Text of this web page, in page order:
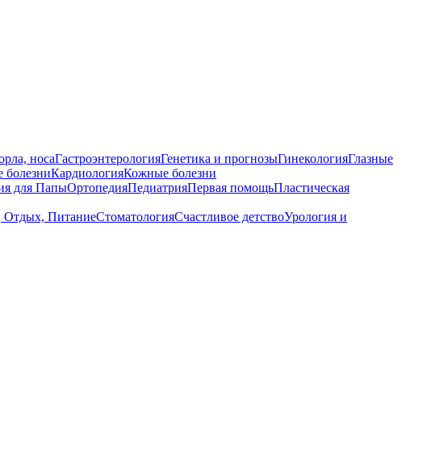
носаГастроэнтерологияГенетика и прогнозыГинекологияГлазные
КардиологияКожные болезни
для ПапыОртопедияПедиатрияПервая помощьПластическая
Отдых, ПитаниеСтоматологияСчастливое детствоУрология и